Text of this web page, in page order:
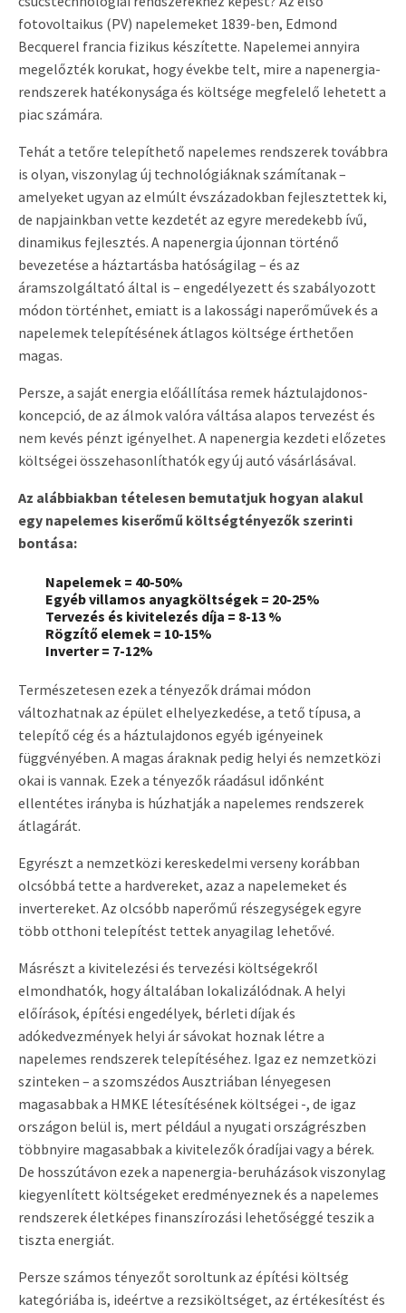
fotovoltaikus (PV) napelemeket 1839-ben, Edmond
Becquerel francia fizikus készítette. Napelemei annyira
megelőzték korukat, hogy évekbe telt, mire a napenergia-
rendszerek hatékonysága és költsége megfelelő lehetett a
piac számára.
Tehát a tetőre telepíthető napelemes rendszerek továbbra
is olyan, viszonylag új technológiáknak számítanak –
amelyeket ugyan az elmúlt évszázadokban fejlesztettek ki,
de napjainkban vette kezdetét az egyre meredekebb ívű,
dinamikus fejlesztés. A napenergia újonnan történő
bevezetése a háztartásba hatóságilag – és az
áramszolgáltató által is – engedélyezett és szabályozott
módon történhet, emiatt is a lakossági naperőművek és a
napelemek telepítésének átlagos költsége érthetően
magas.
Persze, a saját energia előállítása remek háztulajdonos-
koncepció, de az álmok valóra váltása alapos tervezést és
nem kevés pénzt igényelhet. A napenergia kezdeti előzetes
költségei összehasonlíthatók egy új autó vásárlásával.
Az alábbiakban tételesen bemutatjuk hogyan alakul
egy napelemes kiserőmű költségtényezők szerinti
bontása:
Napelemek = 40-50%
Egyéb villamos anyagköltségek = 20-25%
Tervezés és kivitelezés díja = 8-13 %
Rögzítő elemek = 10-15%
Inverter = 7-12%
Természetesen ezek a tényezők drámai módon
változhatnak az épület elhelyezkedése, a tető típusa, a
telepítő cég és a háztulajdonos egyéb igényeinek
függvényében. A magas áraknak pedig helyi és nemzetközi
okai is vannak. Ezek a tényezők ráadásul időnként
ellentétes irányba is húzhatják a napelemes rendszerek
átlagárát.
Egyrészt a nemzetközi kereskedelmi verseny korábban
olcsóbbá tette a hardvereket, azaz a napelemeket és
invertereket. Az olcsóbb naperőmű részegységek egyre
több otthoni telepítést tettek anyagilag lehetővé.
Másrészt a kivitelezési és tervezési költségekről
elmondhatók, hogy általában lokalizálódnak. A helyi
előírások, építési engedélyek, bérleti díjak és
adókedvezmények helyi ár sávokat hoznak létre a
napelemes rendszerek telepítéséhez. Igaz ez nemzetközi
szinteken – a szomszédos Ausztriában lényegesen
magasabbak a HMKE létesítésének költségei -, de igaz
országon belül is, mert például a nyugati országrészben
többnyire magasabbak a kivitelezők óradíjai vagy a bérek.
De hosszútávon ezek a napenergia-beruházások viszonylag
kiegyenlített költségeket eredményeznek és a napelemes
rendszerek életképes finanszírozási lehetőséggé teszik a
tiszta energiát.
Persze számos tényezőt soroltunk az építési költség
kategóriába is, ideértve a rezsiköltséget, az értékesítést és